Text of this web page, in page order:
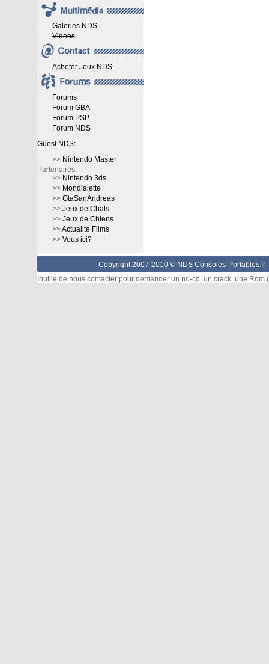
Galeries NDS
Videos
Acheter Jeux NDS
Forums
Forum GBA
Forum PSP
Forum NDS
Guest NDS:
>> Nintendo Master
Partenaires:
>> Nintendo 3ds
>> Mondialette
>> GtaSanAndreas
>> Jeux de Chats
>> Jeux de Chiens
>>Actualité Films
>> Vous ici?
Copyright 2007-2010 © NDS Consoles-Portables.fr
Inutile de nous contacter pour demander un no-cd, un crack, une